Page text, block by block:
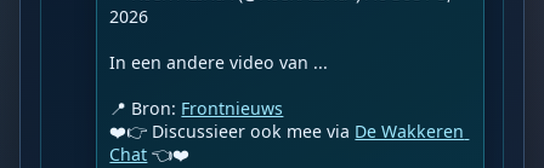
2026
In een andere video van ...
📍 Bron: Frontnieuws
❤️👉 Discussieer ook mee via De Wakkeren
Chat 👈❤️